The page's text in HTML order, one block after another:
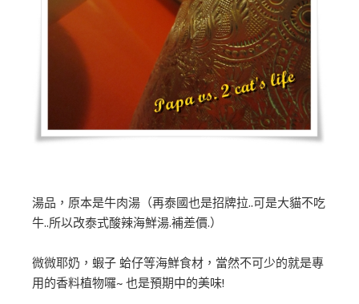
湯品，原本是牛肉湯（再泰國也是招牌拉..可是大貓不吃
牛..所以改泰式酸辣海鮮湯.補差價.）
微微耶奶，蝦子 蛤仔等海鮮食材，當然不可少的就是專
用的香料植物囉~ 也是預期中的美味!